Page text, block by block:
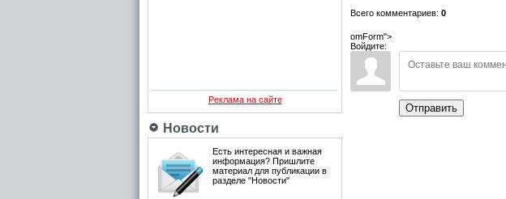
Реклама на сайте
Новости
Есть интересная и важная
информация? Пришлите
материал для публикации в
разделе "Новости"
Всего комментариев: 0
omForm">
Войдите:
Отправить